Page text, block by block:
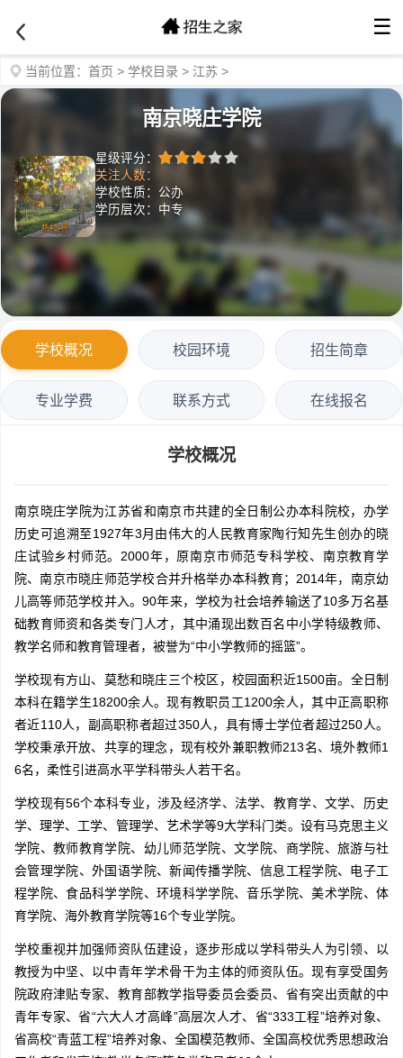
☰
当前位置： 首页 > 学校目录 > 江苏 >
南京晓庄学院
星级评分：
关注人数：
学校性质：公办
学历层次：中专
学校概况 校园环境 招生简章
专业学费 联系方式 在线报名
学校概况
南京晓庄学院为江苏省和南京市共建的全日制公办本科院校，办学
历史可追溯至1927年3月由伟大的人民教育家陶行知先生创办的晓
庄试验乡村师范。2000年，原南京市师范专科学校、南京教育学
院、南京市晓庄师范学校合并升格举办本科教育；2014年，南京幼
儿高等师范学校并入。90年来，学校为社会培养输送了10多万名基
础教育师资和各类专门人才，其中涌现出数百名中小学特级教师、
教学名师和教育管理者，被誉为“中小学教师的摇篮”。
学校现有方山、莫愁和晓庄三个校区，校园面积近1500亩。全日制
本科在籍学生18200余人。现有教职员工1200余人，其中正高职称
者近110人，副高职称者超过350人，具有博士学位者超过250人。
学校秉承开放、共享的理念，现有校外兼职教师213名、境外教师1
6名，柔性引进高水平学科带头人若干名。
学校现有56个本科专业，涉及经济学、法学、教育学、文学、历史
学、理学、工学、管理学、艺术学等9大学科门类。设有马克思主义
学院、教师教育学院、幼儿师范学院、文学院、商学院、旅游与社
会管理学院、外国语学院、新闻传播学院、信息工程学院、电子工
程学院、食品科学学院、环境科学学院、音乐学院、美术学院、体
育学院、海外教育学院等16个专业学院。
学校重视并加强师资队伍建设，逐步形成以学科带头人为引领、以
教授为中坚、以中青年学术骨干为主体的师资队伍。现有享受国务
院政府津贴专家、教育部教学指导委员会委员、省有突出贡献的中
青年专家、省“六大人才高峰”高层次人才、省“333工程”培养对象、
省高校“青蓝工程”培养对象、全国模范教师、全国高校优秀思想政治